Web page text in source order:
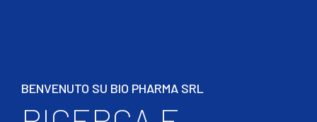
BENVENUTO SU BIO PHARMA SRL